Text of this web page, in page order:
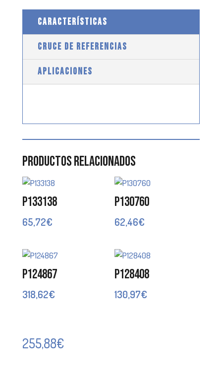
CARACTERÍSTICAS
CRUCE DE REFERENCIAS
APLICACIONES
Productos relacionados
P133138
65,72€
P130760
62,46€
P124867
318,62€
P128408
130,97€
255,88€